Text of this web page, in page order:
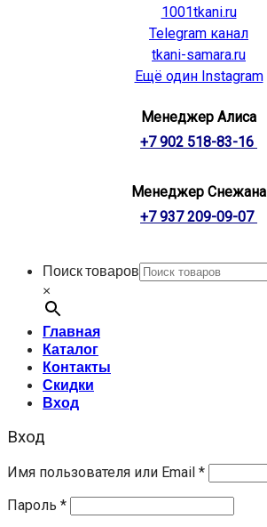
1001tkani.ru
Telegram канал
tkani-samara.ru
Ещё один Instagram
Менеджер Алиса
+7 902 518-83-16
Менеджер Снежана
+7 937 209-09-07
Поиск товаров
×
Главная
Каталог
Контакты
Скидки
Вход
Вход
Имя пользователя или Email *
Пароль *